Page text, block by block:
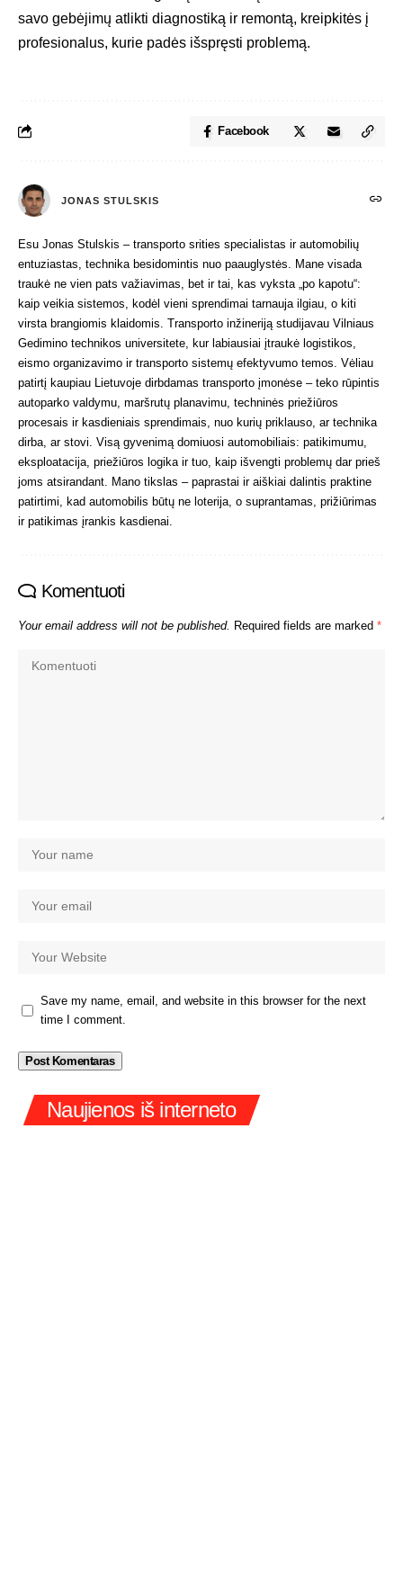
savo gebėjimų atlikti diagnostiką ir remontą, kreipkitės į
profesionalus, kurie padės išspręsti problemą.
Facebook
JONAS STULSKIS
Esu Jonas Stulskis – transporto srities specialistas ir automobilių
entuziastas, technika besidomintis nuo paauglystės. Mane visada
traukė ne vien pats važiavimas, bet ir tai, kas vyksta „po kapotu“:
kaip veikia sistemos, kodėl vieni sprendimai tarnauja ilgiau, o kiti
virsta brangiomis klaidomis. Transporto inžineriją studijavau Vilniaus
Gedimino technikos universitete, kur labiausiai įtraukė logistikos,
eismo organizavimo ir transporto sistemų efektyvumo temos. Vėliau
patirtį kaupiau Lietuvoje dirbdamas transporto įmonėse – teko rūpintis
autoparko valdymu, maršrutų planavimu, techninės priežiūros
procesais ir kasdieniais sprendimais, nuo kurių priklauso, ar technika
dirba, ar stovi. Visą gyvenimą domiuosi automobiliais: patikimumu,
eksploatacija, priežiūros logika ir tuo, kaip išvengti problemų dar prieš
joms atsirandant. Mano tikslas – paprastai ir aiškiai dalintis praktine
patirtimi, kad automobilis būtų ne loterija, o suprantamas, prižiūrimas
ir patikimas įrankis kasdienai.
Komentuoti
Your email address will not be published. Required fields are marked *
Save my name, email, and website in this browser for the next
time I comment.
Naujienos iš interneto